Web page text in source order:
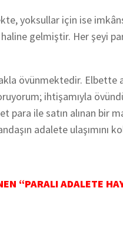
yoksullar için ise
gelmiştir. Her şeyi
övünmektedir.
ihtişamıyla
para ile satın alınan bir
adalete ulaşımını
“PARALI ADALETE